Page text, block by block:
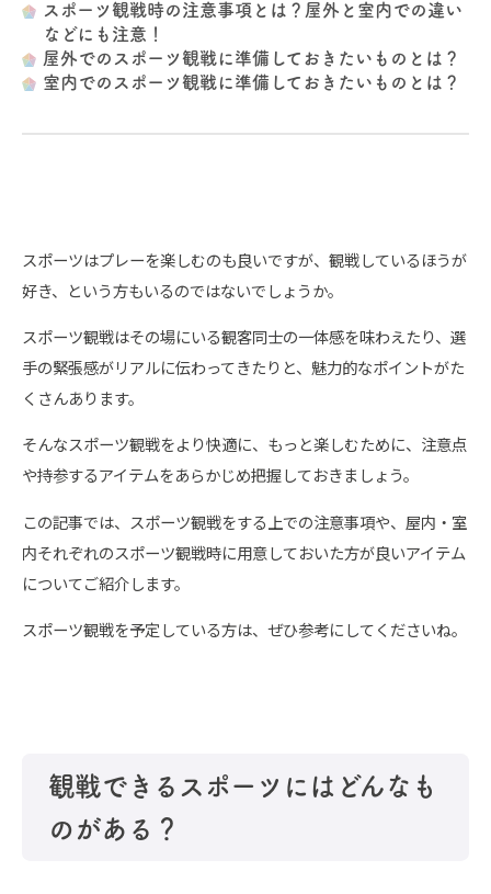
スポーツ観戦時の注意事項とは？屋外と室内での違い
などにも注意！
屋外でのスポーツ観戦に準備しておきたいものとは？
室内でのスポーツ観戦に準備しておきたいものとは？
スポーツはプレーを楽しむのも良いですが、観戦しているほうが
好き、という方もいるのではないでしょうか。
スポーツ観戦はその場にいる観客同士の一体感を味わえたり、選
手の緊張感がリアルに伝わってきたりと、魅力的なポイントがた
くさんあります。
そんなスポーツ観戦をより快適に、もっと楽しむために、注意点
や持参するアイテムをあらかじめ把握しておきましょう。
この記事では、スポーツ観戦をする上での注意事項や、屋内・室
内それぞれのスポーツ観戦時に用意しておいた方が良いアイテム
についてご紹介します。
スポーツ観戦を予定している方は、ぜひ参考にしてくださいね。
観戦できるスポーツにはどんなも
のがある？